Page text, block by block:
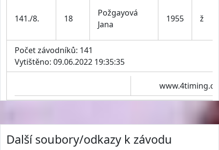
141./8. 18
Požgayová
Jana
1955 ž
Počet závodníků: 141
Vytištěno: 09.06.2022 19:35:35
www.4timing.cz
Další soubory/odkazy k závodu